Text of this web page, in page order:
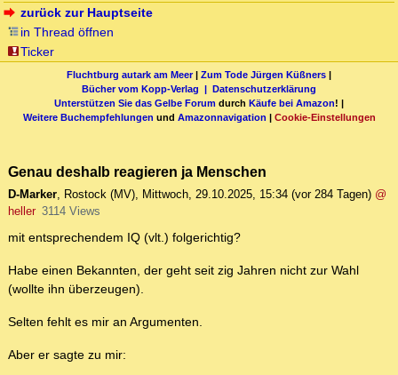
zurück zur Hauptseite
in Thread öffnen
Ticker
Fluchtburg autark am Meer| Zum Tode Jürgen Küßners |
Bücher vom Kopp-Verlag | Datenschutzerklärung
Unterstützen Sie das Gelbe Forum durch Käufe bei Amazon! |
Weitere Buchempfehlungen und Amazonnavigation | Cookie-Einstellungen
Genau deshalb reagieren ja Menschen
D-Marker, Rostock (MV), Mittwoch, 29.10.2025, 15:34 (vor 284 Tagen) @
heller 3114 Views
mit entsprechendem IQ (vlt.) folgerichtig?
Habe einen Bekannten, der geht seit zig Jahren nicht zur Wahl
(wollte ihn überzeugen).
Selten fehlt es mir an Argumenten.
Aber er sagte zu mir: